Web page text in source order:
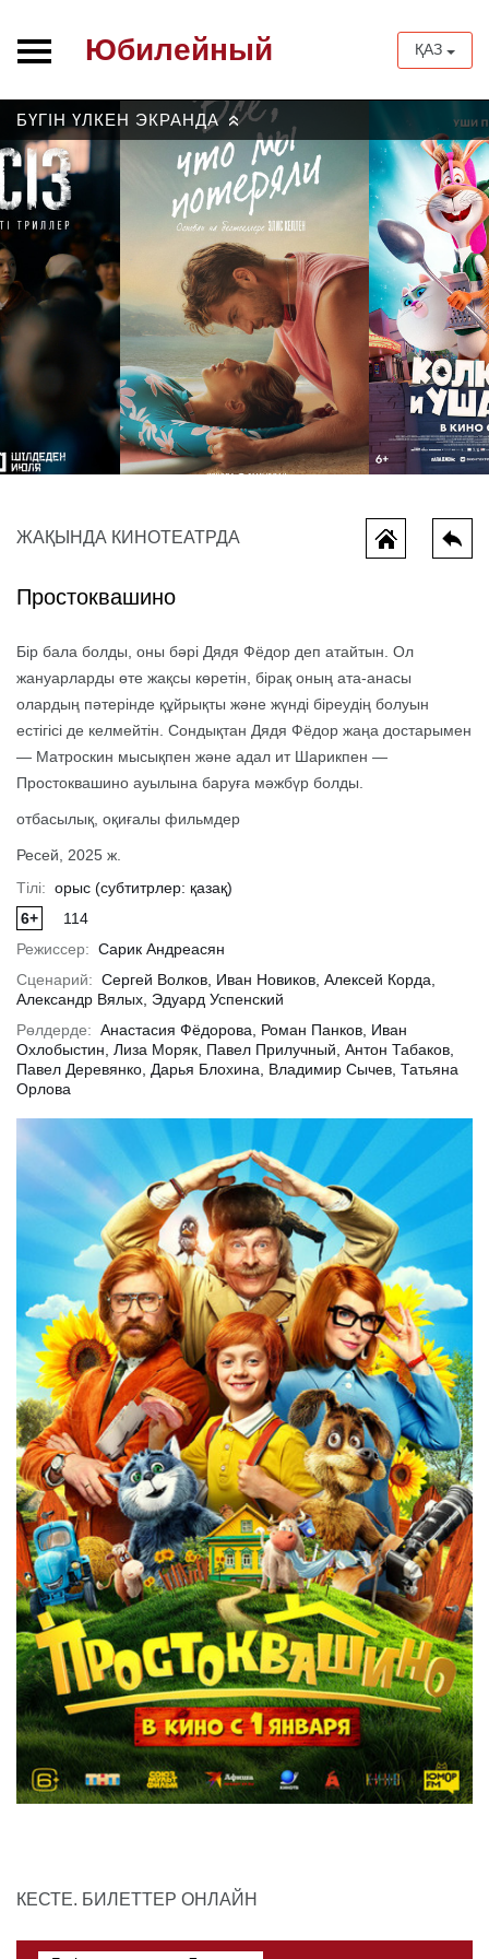
Юбилейный ҚАЗ
Всё, что мы потеряли
Толығырақ
БҮГІН ҮЛКЕН ЭКРАНДА»
ЖАҚЫНДА КИНОТЕАТРДА
Простоквашино
Бір бала болды, оны бәрі Дядя Фёдор деп атайтын. Ол
жануарларды өте жақсы көретін, бірақ оның ата-анасы
олардың пәтерінде құйрықты және жүнді біреудің болуын
естігісі де келмейтін. Сондықтан Дядя Фёдор жаңа достарымен
— Матроскин мысықпен және адал ит Шарикпен —
Простоквашино ауылына баруға мәжбүр болды.
отбасылық, оқиғалы фильмдер
Ресей, 2025 ж.
Тілі: орыс (субтитрлер: қазақ)
6+
114
Режиссер: Сарик Андреасян
Сценарий: Сергей Волков, Иван Новиков, Алексей Корда,
Александр Вялых, Эдуард Успенский
Рөлдерде: Анастасия Фёдорова, Роман Панков, Иван
Охлобыстин, Лиза Моряк, Павел Прилучный, Антон Табаков,
Павел Деревянко, Дарья Блохина, Владимир Сычев, Татьяна
Орлова
КЕСТЕ. БИЛЕТТЕР ОНЛАЙН